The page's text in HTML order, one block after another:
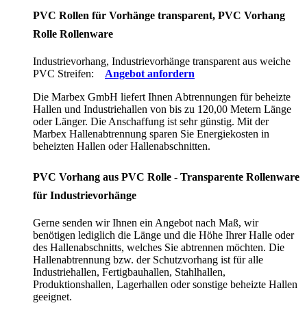
PVC Rollen für Vorhänge transparent, PVC Vorhang
Rolle Rollenware
Industrievorhang, Industrievorhänge transparent aus weiche
PVC Streifen:
Angebot anfordern
Die Marbex GmbH liefert Ihnen Abtrennungen für beheizte
Hallen und Industriehallen von bis zu 120,00 Metern Länge
oder Länger. Die Anschaffung ist sehr günstig. Mit der
Marbex Hallenabtrennung sparen Sie Energiekosten in
beheizten Hallen oder Hallenabschnitten.
PVC Vorhang aus PVC Rolle - Transparente Rollenware
für Industrievorhänge
Gerne senden wir Ihnen ein Angebot nach Maß, wir
benötigen lediglich die Länge und die Höhe Ihrer Halle oder
des Hallenabschnitts, welches Sie abtrennen möchten. Die
Hallenabtrennung bzw. der Schutzvorhang ist für alle
Industriehallen, Fertigbauhallen, Stahlhallen,
Produktionshallen, Lagerhallen oder sonstige beheizte Hallen
geeignet.